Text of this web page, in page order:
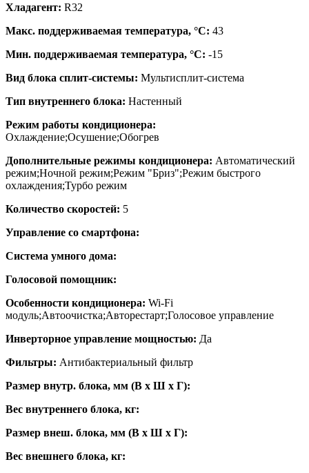
Хладагент: R32
Макс. поддерживаемая температура, °C: 43
Мин. поддерживаемая температура, °C: -15
Вид блока сплит-системы: Мультисплит-система
Тип внутреннего блока: Настенный
Режим работы кондиционера:
Охлаждение;Осушение;Обогрев
Дополнительные режимы кондиционера: Автоматический
режим;Ночной режим;Режим "Бриз";Режим быстрого
охлаждения;Турбо режим
Количество скоростей: 5
Управление со смартфона:
Система умного дома:
Голосовой помощник:
Особенности кондиционера: Wi-Fi
модуль;Автоочистка;Авторестарт;Голосовое управление
Инверторное управление мощностью: Да
Фильтры: Антибактериальный фильтр
Размер внутр. блока, мм (В x Ш x Г):
Вес внутреннего блока, кг:
Размер внеш. блока, мм (В x Ш x Г):
Вес внешнего блока, кг: